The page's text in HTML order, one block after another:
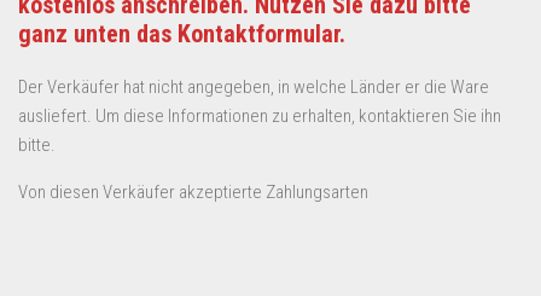
ganz unten das Kontaktformular.
Der Verkäufer hat nicht angegeben, in welche Länder er die Ware
ausliefert. Um diese Informationen zu erhalten, kontaktieren Sie ihn
bitte.
Von diesen Verkäufer akzeptierte Zahlungsarten